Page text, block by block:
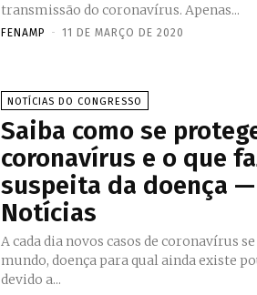
transmissão do coronavírus. Apenas...
FENAMP - 11 DE MARÇO DE 2020
NOTÍCIAS DO CONGRESSO
Saiba como se
coronavírus e o que
suspeita da doença
Notícias
A cada dia novos casos de coronavírus
mundo, doença para qual ainda existe
devido a...